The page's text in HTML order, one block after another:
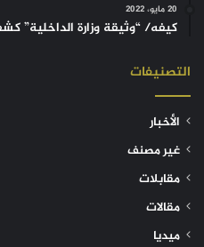
20 مايو، 2022
كيفه/ “وثيقة وزارة الداخلية”
التصنيفات
الأخبار
غير مصنف
مقابلات
مقالات
ميديا